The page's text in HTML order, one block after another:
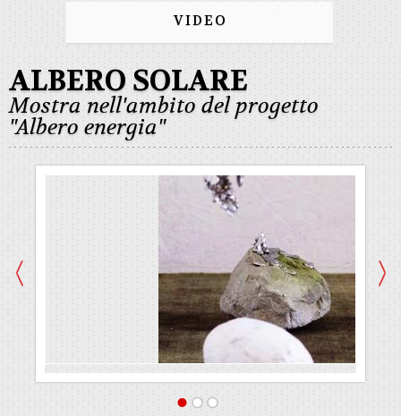
VIDEO
ALBERO SOLARE
Mostra nell'ambito del progetto
"Albero energia"